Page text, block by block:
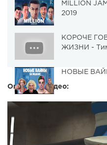
MILLION
2019
КОРОЧЕ
ЖИЗНИ -
НОВЫЕ
Описание видео: